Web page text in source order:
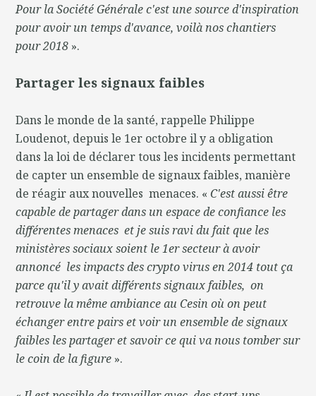
Pour la Société Générale c'est une source d'inspiration
pour avoir un temps d'avance, voilà nos chantiers
pour 2018 ».
Partager les signaux faibles
Dans le monde de la santé, rappelle Philippe
Loudenot, depuis le 1er octobre il y a obligation
dans la loi de déclarer tous les incidents permettant
de capter un ensemble de signaux faibles, manière
de réagir aux nouvelles menaces. «C'est aussi être
capable de partager dans un espace de confiance les
différentes menaces et je suis ravi du fait que les
ministères sociaux soient le 1er secteur à avoir
annoncé les impacts des crypto virus en 2014 tout ça
parce qu'il y avait différents signaux faibles, on
retrouve la même ambiance au Cesin où on peut
échanger entre pairs et voir un ensemble de signaux
faibles les partager et savoir ce qui va nous tomber sur
le coin de la figure ».